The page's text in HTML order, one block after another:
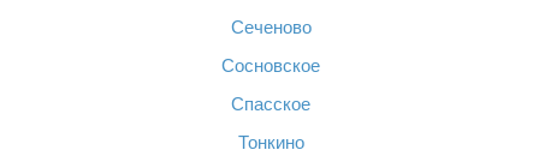
Сеченово
Сосновское
Спасское
Тонкино